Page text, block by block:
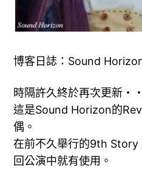
博客日誌：Sound
時隔許久終於再次更新・
這是Sound Horizon的
偶。
在前不久舉行的9th
回公演中就有使用。